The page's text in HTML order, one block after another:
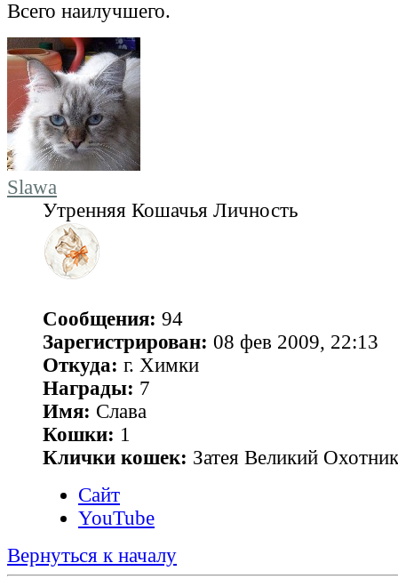
Всего наилучшего.
Slawa
Утренняя Кошачья Личность
Сообщения: 94
Зарегистрирован: 08 фев 2009, 22:13
Откуда: г. Химки
Награды: 7
Имя: Слава
Кошки: 1
Клички кошек: Затея Великий
Сайт
YouTube
Вернуться к началу